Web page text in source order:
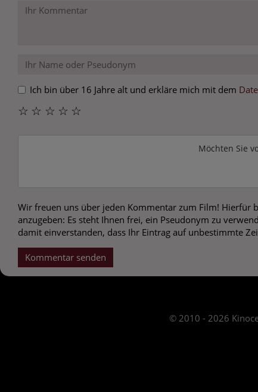
Ich bin über 16 Jahre alt und erkläre mich mit dem
☆
☆
☆
☆
☆
Möchten Sie
Wir freuen uns über jeden Kommentar zum Film! Hierfür
anzugeben: Es steht Ihnen frei, ein Pseudonym zu
damit einverstanden, dass Ihr Eintrag auf unbestimmte
Kommentar senden
© 2010 - 2026